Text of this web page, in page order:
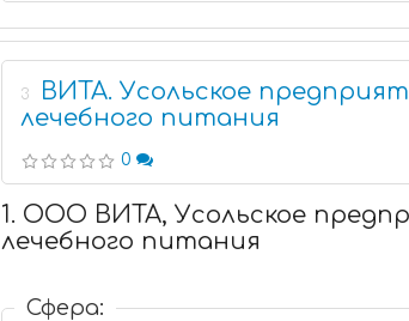
3
ВИТА. Усольское
лечебного питания
0
1. ООО ВИТА, Усольское
лечебного питания
Сфера: